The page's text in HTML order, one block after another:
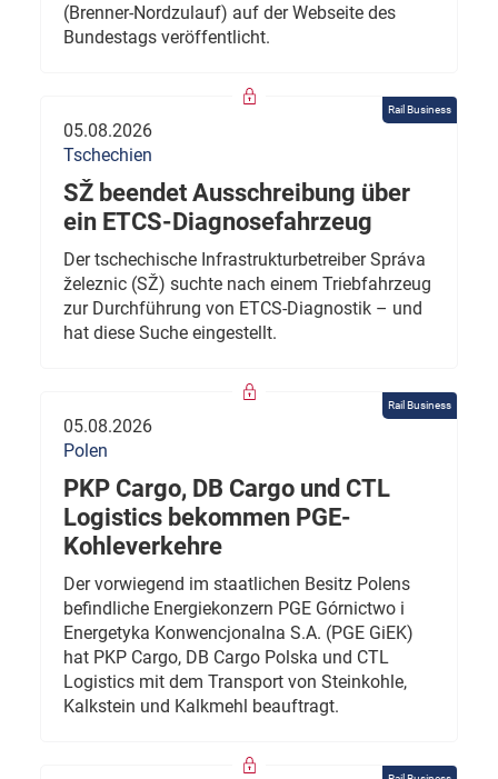
(Brenner-Nordzulauf) auf der Webseite des
Bundestags veröffentlicht.
Rail Business
05.08.2026
Tschechien
SŽ beendet Ausschreibung über
ein ETCS-Diagnosefahrzeug
Der tschechische Infrastrukturbetreiber Správa
železnic (SŽ) suchte nach einem Triebfahrzeug
zur Durchführung von ETCS-Diagnostik – und
hat diese Suche eingestellt.
Rail Business
05.08.2026
Polen
PKP Cargo, DB Cargo und CTL
Logistics bekommen PGE-
Kohleverkehre
Der vorwiegend im staatlichen Besitz Polens
befindliche Energiekonzern PGE Górnictwo i
Energetyka Konwencjonalna S.A. (PGE GiEK)
hat PKP Cargo, DB Cargo Polska und CTL
Logistics mit dem Transport von Steinkohle,
Kalkstein und Kalkmehl beauftragt.